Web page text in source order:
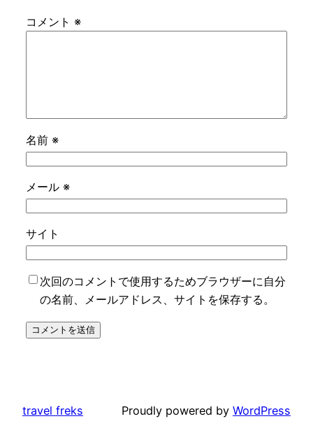
コメント ※
名前 ※
メール ※
サイト
次回のコメントで使用するためブラウザーに自分
の名前、メールアドレス、サイトを保存する。
travel freks Proudly powered by WordPress